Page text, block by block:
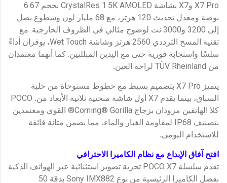
X7 Pro وX7 بشاشة CrystalRes 1.5K AMOLED بحجم 6.67
بوصة ومعدل تحديث 120 هرتز، مع 68 مليار لون وسطوع يصل
إلى 3200 و3000 نت لوضوح مثالي في الظروف الخارجية. مع
تقنية المسح الترددي 2560 هرتز وشاشة Wet Touch، يوفران أداءً
سلسًا واستجابة فورية حتى مع اليدين المبللتين. كما أنهما معتمدان
من TÜV Rheinland لراحة العين
.
يتميز X7 Pro بتصميم بسيط مع خطوط مستوحاة من حلبة
السباق، بينما يقدم X7 أول شاشة منحنية ثلاثية الأبعاد من
.
POCO
كلا الهاتفين مزودان بزجاج Corning® Gorilla® القوي ومعتمدين
بتصنيف IP68 لمقاومة الغبار والماء، مما يضمن متانة فائقة
للاستخدام اليومي.
افتح آفاق الإبداع مع نظام الكاميرا الاحترافي
تقدم سلسلة POCO X7 تجربة تصوير استثنائية عبر الهواتف الذكية
بفضل الكاميرا الرئيسية من نوع Sony IMX882 بدقة 50